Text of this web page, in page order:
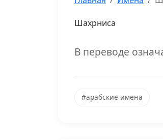
Шахрниса
В переводе
#арабские имена